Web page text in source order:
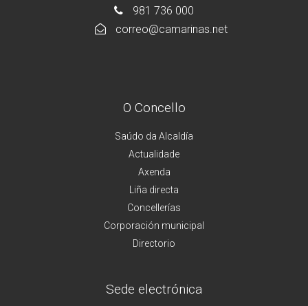
981 736 000
correo@camarinas.net
O Concello
Saúdo da Alcaldía
Actualidade
Axenda
Liña directa
Concellerías
Corporación municipal
Directorio
Sede electrónica